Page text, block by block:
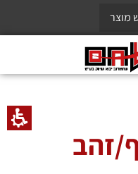
מוצר
זהב